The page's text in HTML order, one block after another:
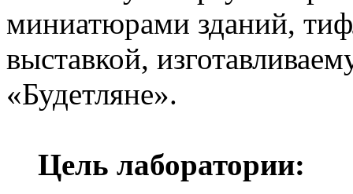
миниатюрами зданий,
выставкой,
«Будетляне».
Цель лаборатории: